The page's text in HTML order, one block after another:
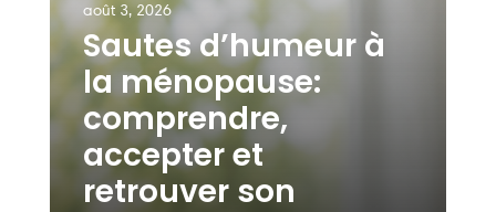
août 3, 2026
Sautes d’humeur à
la ménopause:
comprendre,
accepter et
retrouver son